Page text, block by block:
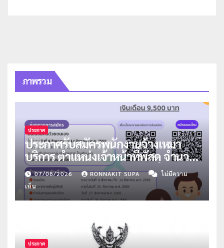
ภาพรวม
ประกาศ
ประกาศรับสมัครพนักงานจ้างเหมา
บริการ ตำแหน่งเจ้าหน้าที่พัสดุ จำนวน
1 อัตรา
07/08/2026 RONNAKIT SUPA
ไม่มีความ
เห็น
ประกาศ